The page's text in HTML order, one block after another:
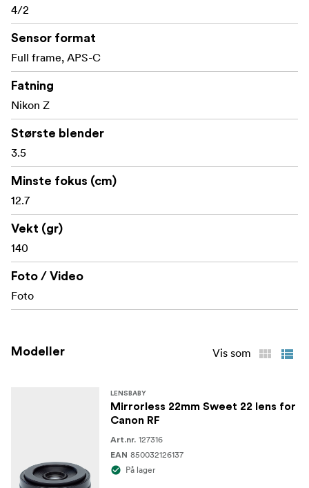
Formatkompatibilitet: 35 mm fullformat; APS-C
Kompatibilitet med kameraer: MIL-kameraer
Fokustype: Manuell fokusering
Diagonal synsvinkel: Fullformat: 90°; APS-C (1,5x):
64°
Blenderlameller: Ingen
Elementer/grupper: Soneplate: 4 elementer / 2
grupper
Belegg: Bredbånds multibelagt antirefleksbelegg
4/2
Sensor format
Full frame, APS-C
Fatning
Nikon Z
Største blender
3.5
Minste fokus (cm)
12.7
Vekt (gr)
140
Foto / Video
Foto
Modeller Vis som
LENSBABY
Mirrorless 22mm Sweet 22 lens for
Canon RF
Art.nr. 127316
EAN 850032126137
På lager